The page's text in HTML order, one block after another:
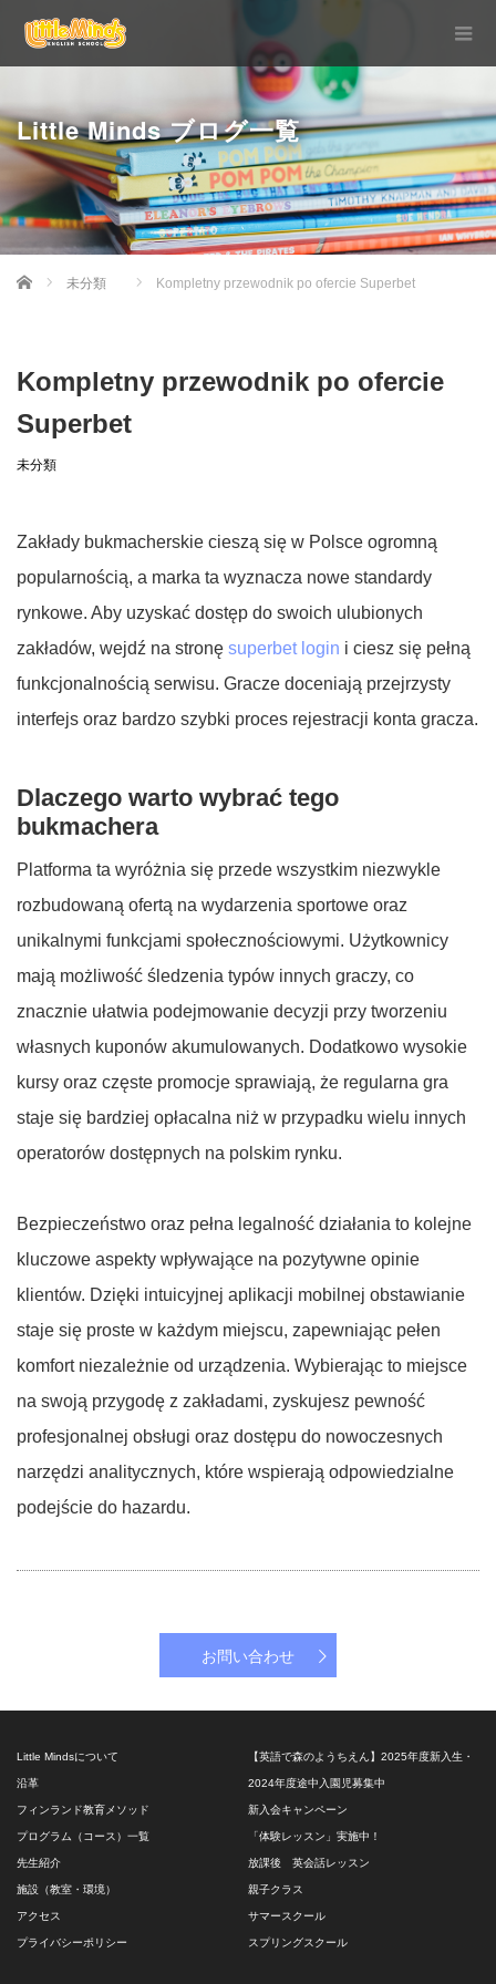
Little Minds ブログ一覧
Home 未分類 Kompletny przewodnik po ofercie Superbet
Kompletny przewodnik po ofercie
Superbet
未分類
Zakłady bukmacherskie cieszą się w Polsce ogromną
popularnością, a marka ta wyznacza nowe standardy
rynkowe. Aby uzyskać dostęp do swoich ulubionych
zakładów, wejdź na stronę superbet login i ciesz się pełną
funkcjonalnością serwisu. Gracze doceniają przejrzysty
interfejs oraz bardzo szybki proces rejestracji konta gracza.
Dlaczego warto wybrać tego
bukmachera
Platforma ta wyróżnia się przede wszystkim niezwykle
rozbudowaną ofertą na wydarzenia sportowe oraz
unikalnymi funkcjami społecznościowymi. Użytkownicy
mają możliwość śledzenia typów innych graczy, co
znacznie ułatwia podejmowanie decyzji przy tworzeniu
własnych kuponów akumulowanych. Dodatkowo wysokie
kursy oraz częste promocje sprawiają, że regularna gra
staje się bardziej opłacalna niż w przypadku wielu innych
operatorów dostępnych na polskim rynku.
Bezpieczeństwo oraz pełna legalność działania to kolejne
kluczowe aspekty wpływające na pozytywne opinie
klientów. Dzięki intuicyjnej aplikacji mobilnej obstawianie
staje się proste w każdym miejscu, zapewniając pełen
komfort niezależnie od urządzenia. Wybierając to miejsce
na swoją przygodę z zakładami, zyskujesz pewność
profesjonalnej obsługi oraz dostępu do nowoczesnych
narzędzi analitycznych, które wspierają odpowiedzialne
podejście do hazardu.
お問い合わせ
Little Mindsについて
沿革
フィンランド教育メソッド
プログラム（コース）一覧
先生紹介
施設（教室・環境）
アクセス
プライバシーポリシー
【英語で森のようちえん】2025年度新入生・
2024年度途中入園児募集中
新入会キャンペーン
「体験レッスン」実施中！
放課後 英会話レッスン
親子クラス
サマースクール
スプリングスクール